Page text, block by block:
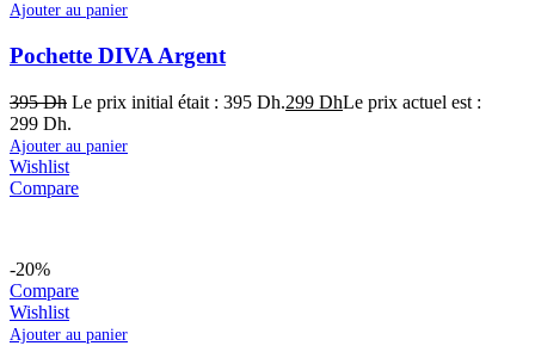
Ajouter au panier
Pochette DIVA Argent
395Dh Le prix initial était : 395 Dh.299 DhLe prix actuel est :
299 Dh.
Ajouter au panier
Wishlist
Compare
-20%
Compare
Wishlist
Ajouter au panier